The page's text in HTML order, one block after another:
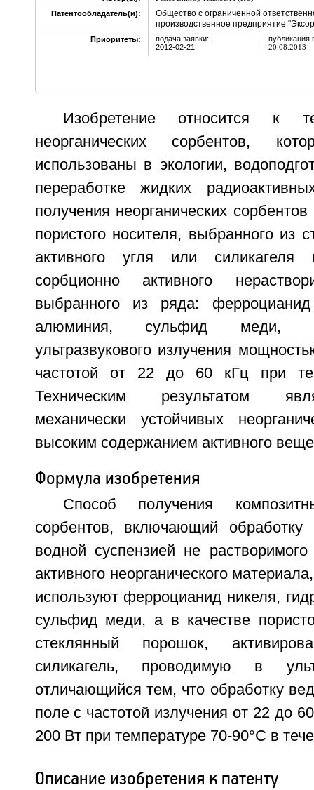
Патентообладатель(и):
Общество с ограниченной
производственное предприятие
Приоритеты:
подача заявки:
2012-02-21
публикация
20.08.2013
Изобретение относится к
неорганических сорбентов,
использованы в экологии,
переработке жидких
получения неорганических
пористого носителя, выбранного из
активного угля или силикагеля
сорбционно активного
выбранного из ряда: ферроцианид
алюминия, сульфид меди,
ультразвукового излучения
частотой от 22 до 60 кГц при
Техническим результатом
механически устойчивых
высоким содержанием активного
Формула изобретения
Способ получения
сорбентов, включающий обработку
водной суспензией не
активного неорганического
используют ферроцианид никеля,
сульфид меди, а в качестве
стеклянный порошок,
силикагель, проводимую в
отличающийся тем, что обработку
поле с частотой излучения от 22 до
200 Вт при температуре 70-90°C в
Описание изобретения к патенту